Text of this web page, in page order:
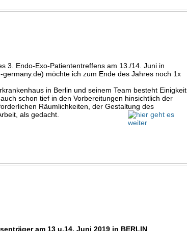
3. Endo-Exo-Patiententreffens am 13./14. Juni in
möchte ich zum Ende des Jahres noch 1x
in Berlin und seinem Team besteht Einigkeit
schon tief in den Vorbereitungen hinsichtlich der
Räumlichkeiten, der Gestaltung des
als gedacht.
am 13 u.14. Juni 2019 in BERLIN